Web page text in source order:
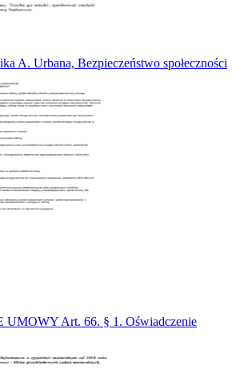
A. Urbana, Bezpieczeństwo społeczności
Art. 66. § 1. Oświadczenie